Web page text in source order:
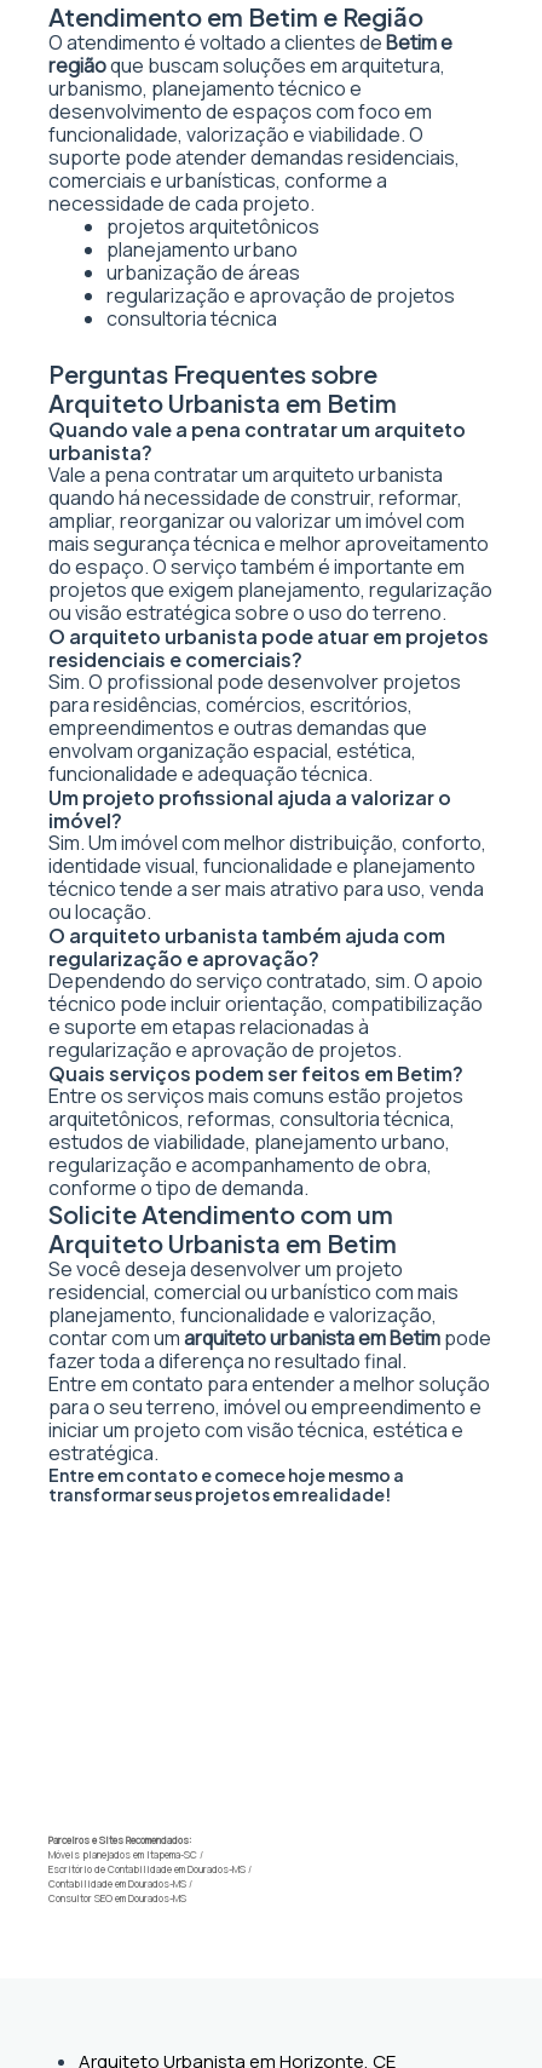
Atendimento em Betim e Região
O atendimento é voltado a clientes deBetim e
regiãoque buscam soluções em arquitetura,
urbanismo, planejamento técnico e
desenvolvimento de espaços com foco em
funcionalidade, valorização e viabilidade. O
suporte pode atender demandas residenciais,
comerciais e urbanísticas, conforme a
necessidade de cada projeto.
projetos arquitetônicos
planejamento urbano
urbanização de áreas
regularização e aprovação de projetos
consultoria técnica
Perguntas Frequentes sobre
Arquiteto Urbanista em Betim
Quando vale a pena contratar um arquiteto
urbanista?
Vale a pena contratar um arquiteto urbanista
quando há necessidade de construir, reformar,
ampliar, reorganizar ou valorizar um imóvel com
mais segurança técnica e melhor aproveitamento
do espaço. O serviço também é importante em
projetos que exigem planejamento, regularização
ou visão estratégica sobre o uso do terreno.
O arquiteto urbanista pode atuar em projetos
residenciais e comerciais?
Sim. O profissional pode desenvolver projetos
para residências, comércios, escritórios,
empreendimentos e outras demandas que
envolvam organização espacial, estética,
funcionalidade e adequação técnica.
Um projeto profissional ajuda a valorizar o
imóvel?
Sim. Um imóvel com melhor distribuição, conforto,
identidade visual, funcionalidade e planejamento
técnico tende a ser mais atrativo para uso, venda
ou locação.
O arquiteto urbanista também ajuda com
regularização e aprovação?
Dependendo do serviço contratado, sim. O apoio
técnico pode incluir orientação, compatibilização
e suporte em etapas relacionadas à
regularização e aprovação de projetos.
Quais serviços podem ser feitos em Betim?
Entre os serviços mais comuns estão projetos
arquitetônicos, reformas, consultoria técnica,
estudos de viabilidade, planejamento urbano,
regularização e acompanhamento de obra,
conforme o tipo de demanda.
Solicite Atendimento com um
Arquiteto Urbanista em Betim
Se você deseja desenvolver um projeto
residencial, comercial ou urbanístico com mais
planejamento, funcionalidade e valorização,
contar com umarquiteto urbanista em Betimpode
fazer toda a diferença no resultado final.
Entre em contato para entender a melhor solução
para o seu terreno, imóvel ou empreendimento e
iniciar um projeto com visão técnica, estética e
estratégica.
Entre em contato e comece hoje mesmo a
transformar seus projetos em realidade!
Parceiros e Sites Recomendados:
Móveis planejados em Itapema-SC /
Escritório de Contabilidade em Dourados-MS /
Contabilidade em Dourados-MS /
Consultor SEO em Dourados-MS
Arquiteto Urbanista em Horizonte, CE